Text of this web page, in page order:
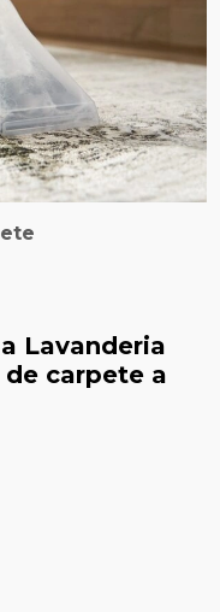
Lavanderia
carpete a